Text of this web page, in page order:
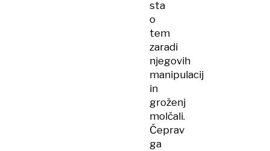
sta
o
tem
zaradi
njegovih
manipulacij
in
groženj
molčali.
Čeprav
ga